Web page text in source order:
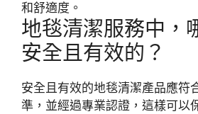
和舒適度。
地毯清潔服務中，
安全且有效的？
安全且有效的地毯清潔產品應符
準，並經過專業認證，這樣可以